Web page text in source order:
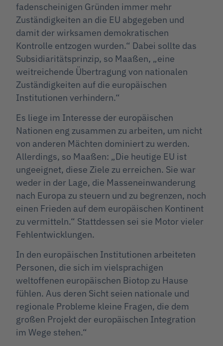
fadenscheinigen Gründen immer mehr
Zuständigkeiten an die EU abgegeben und
damit der wirksamen demokratischen
Kontrolle entzogen wurden.“ Dabei sollte das
Subsidiaritätsprinzip, so Maaßen, „eine
weitreichende Übertragung von nationalen
Zuständigkeiten auf die europäischen
Institutionen verhindern.“
Es liege im Interesse der europäischen
Nationen eng zusammen zu arbeiten, um nicht
von anderen Mächten dominiert zu werden.
Allerdings, so Maaßen: „Die heutige EU ist
ungeeignet, diese Ziele zu erreichen. Sie war
weder in der Lage, die Masseneinwanderung
nach Europa zu steuern und zu begrenzen, noch
einen Frieden auf dem europäischen Kontinent
zu vermitteln.“ Stattdessen sei sie Motor vieler
Fehlentwicklungen.
In den europäischen Institutionen arbeiteten
Personen, die sich im vielsprachigen
weltoffenen europäischen Biotop zu Hause
fühlen. Aus deren Sicht seien nationale und
regionale Probleme kleine Fragen, die dem
großen Projekt der europäischen Integration
im Wege stehen.“